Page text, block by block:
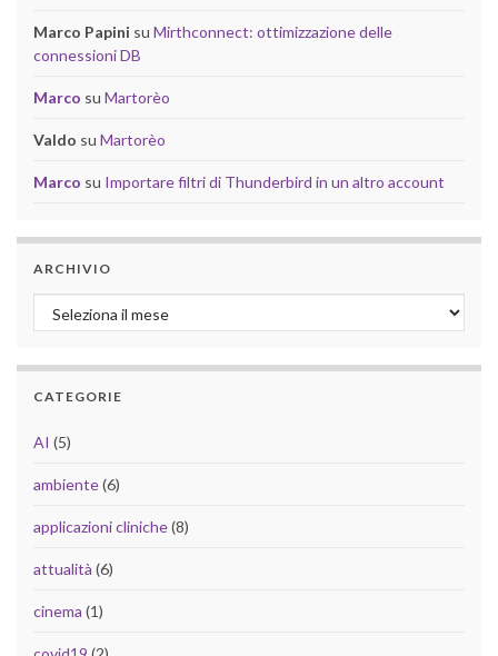
Marco Papini su Mirthconnect: ottimizzazione delle
connessioni DB
Marco su Martorèo
Valdo su Martorèo
Marco su Importare filtri di Thunderbird in un altro account
ARCHIVIO
Archivio
CATEGORIE
AI (5)
ambiente(6)
applicazioni cliniche(8)
attualità (6)
cinema (1)